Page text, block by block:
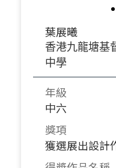
葉展曦
香港九龍塘基
中學
年級
中六
獎項
獲選展出設計